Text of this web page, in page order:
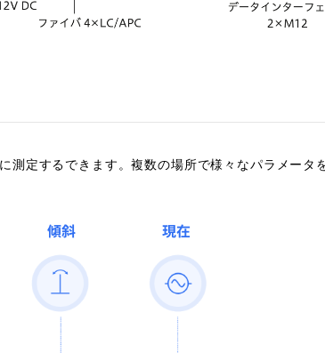
測定するできます。複数の場所で様々なパラメータ